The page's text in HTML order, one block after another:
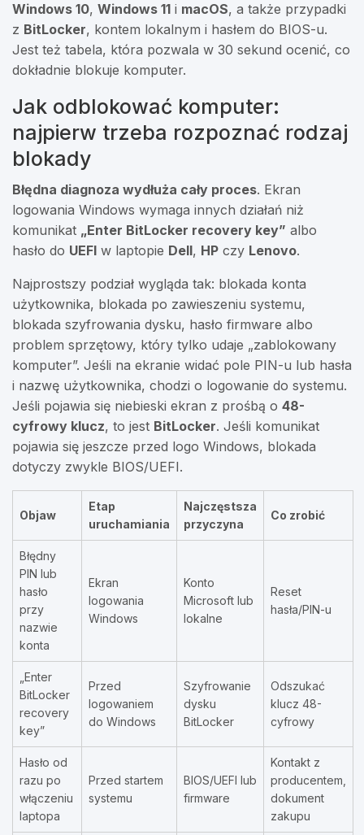
Windows 10, Windows 11 i macOS, a także przypadki
z BitLocker, kontem lokalnym i hasłem do BIOS-u.
Jest też tabela, która pozwala w 30 sekund ocenić, co
dokładnie blokuje komputer.
Jak odblokować komputer:
najpierw trzeba rozpoznać rodzaj
blokady
Błędna diagnoza wydłuża cały proces. Ekran
logowania Windows wymaga innych działań niż
komunikat „Enter BitLocker recovery key” albo
hasło do UEFI w laptopie Dell, HP czy Lenovo.
Najprostszy podział wygląda tak: blokada konta
użytkownika, blokada po zawieszeniu systemu,
blokada szyfrowania dysku, hasło firmware albo
problem sprzętowy, który tylko udaje „zablokowany
komputer”. Jeśli na ekranie widać pole PIN-u lub hasła
i nazwę użytkownika, chodzi o logowanie do systemu.
Jeśli pojawia się niebieski ekran z prośbą o 48-
cyfrowy klucz, to jest BitLocker. Jeśli komunikat
pojawia się jeszcze przed logo Windows, blokada
dotyczy zwykle BIOS/UEFI.
Objaw
Etap
uruchamiania
Najczęstsza
przyczyna
Co zrobić
Błędny
PIN lub
hasło
przy
nazwie
konta
Ekran
logowania
Windows
Konto
Microsoft lub
lokalne
Reset
hasła/PIN-u
„Enter
BitLocker
recovery
key”
Przed
logowaniem
do Windows
Szyfrowanie
dysku
BitLocker
Odszukać
klucz 48-
cyfrowy
Hasło od
razu po
włączeniu
laptopa
Przed startem
systemu
BIOS/UEFI lub
firmware
Kontakt z
producentem,
dokument
zakupu